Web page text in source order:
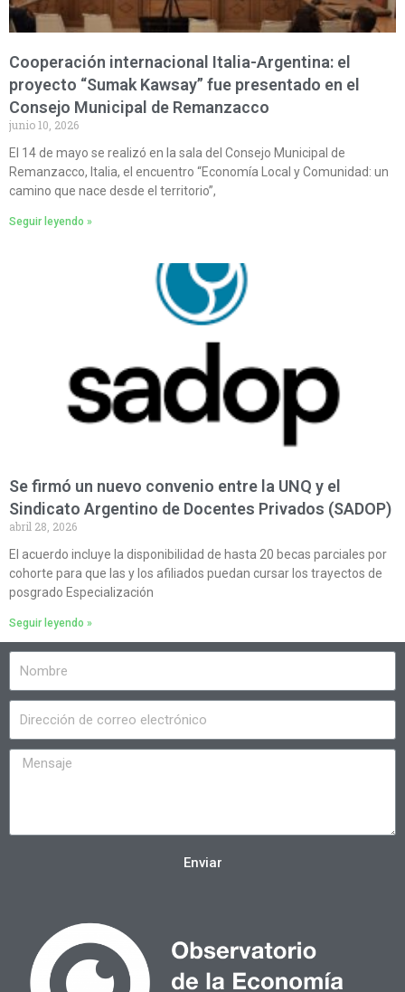
Cooperación internacional Italia-Argentina: el
proyecto “Sumak Kawsay” fue presentado en el
Consejo Municipal de Remanzacco
junio 10, 2026
El 14 de mayo se realizó en la sala del Consejo Municipal de
Remanzacco, Italia, el encuentro “Economía Local y Comunidad: un
camino que nace desde el territorio”,
Seguir leyendo »
Se firmó un nuevo convenio entre la UNQ y el
Sindicato Argentino de Docentes Privados (SADOP)
abril 28, 2026
El acuerdo incluye la disponibilidad de hasta 20 becas parciales por
cohorte para que las y los afiliados puedan cursar los trayectos de
posgrado Especialización
Seguir leyendo »
Enviar